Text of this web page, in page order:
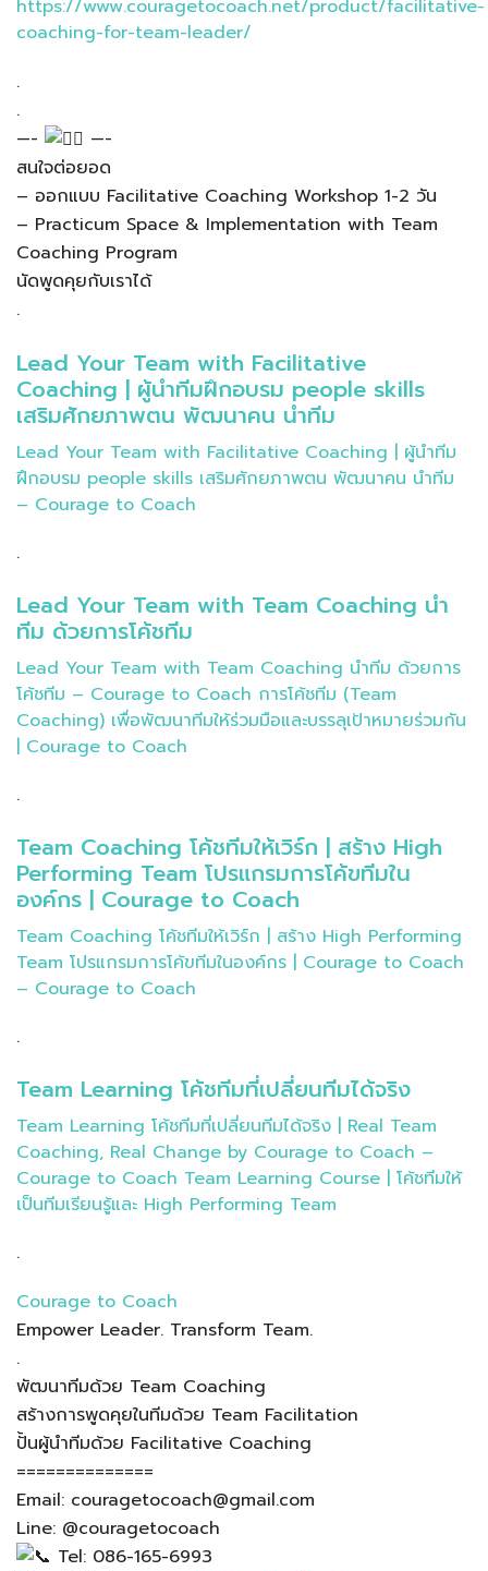
https://www.couragetocoach.net/product/facilitative-
coaching-for-team-leader/
.
.
—-
—-
สนใจต่อยอด
– ออกแบบ Facilitative Coaching Workshop 1-2 วัน
– Practicum Space & Implementation with Team
Coaching Program
นัดพูดคุยกับเราได้
.
Lead Your Team with Facilitative
Coaching | ผู้นำทีมฝึกอบรม people skills
เสริมศักยภาพตน พัฒนาคน นำทีม
Lead Your Team with Facilitative Coaching | ผู้นำทีม
ฝึกอบรม people skills เสริมศักยภาพตน พัฒนาคน นำทีม
– Courage to Coach
.
Lead Your Team with Team Coaching นำ
ทีม ด้วยการโค้ชทีม
Lead Your Team with Team Coaching นำทีม ด้วยการ
โค้ชทีม – Courage to Coach การโค้ชทีม (Team
Coaching) เพื่อพัฒนาทีมให้ร่วมมือและบรรลุเป้าหมายร่วมกัน
| Courage to Coach
.
Team Coaching โค้ชทีมให้เวิร์ก | สร้าง High
Performing Team โปรแกรมการโค้ขทีมใน
องค์กร | Courage to Coach
Team Coaching โค้ชทีมให้เวิร์ก | สร้าง High Performing
Team โปรแกรมการโค้ขทีมในองค์กร | Courage to Coach
– Courage to Coach
.
Team Learning โค้ชทีมที่เปลี่ยนทีมได้จริง
Team Learning โค้ชทีมที่เปลี่ยนทีมได้จริง | Real Team
Coaching, Real Change by Courage to Coach –
Courage to Coach Team Learning Course | โค้ชทีมให้
เป็นทีมเรียนรู้และ High Performing Team
.
Courage to Coach
Empower Leader. Transform Team.
.
พัฒนาทีมด้วย Team Coaching
สร้างการพูดคุยในทีมด้วย Team Facilitation
ปั้นผู้นำทีมด้วย Facilitative Coaching
==============
Email: couragetocoach@gmail.com
Line: @couragetocoach
Tel: 086-165-6993